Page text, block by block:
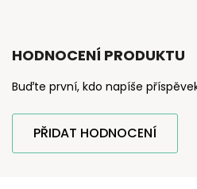
HODNOCENÍ PRODUKTU
Buďte první, kdo napíše
PŘIDAT HODNOCENÍ